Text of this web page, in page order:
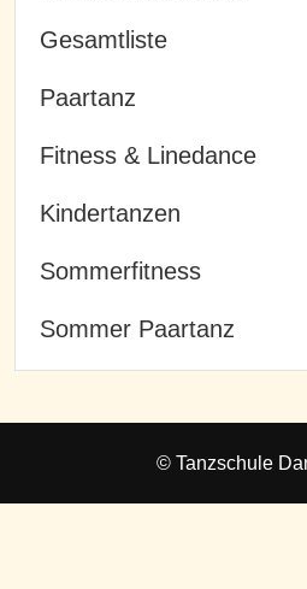
Gesamtliste
Paartanz
Fitness & Linedance
Kindertanzen
Sommerfitness
Sommer Paartanz
© Tanzschule